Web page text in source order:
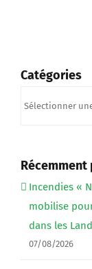
Catégories
Incendies «
mobilise
dans les
07/08/2026